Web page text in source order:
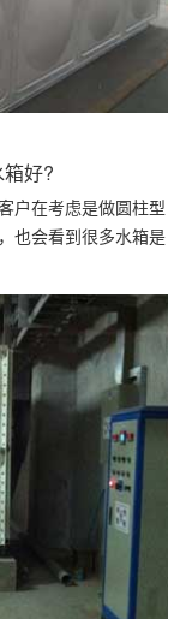
好?
户在考虑是做圆柱型
也会看到很多水箱是
置面积一样的状况
钢…